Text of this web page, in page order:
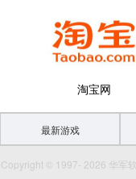
淘宝网
最新游戏
Copyright © 1997- 2026 华军